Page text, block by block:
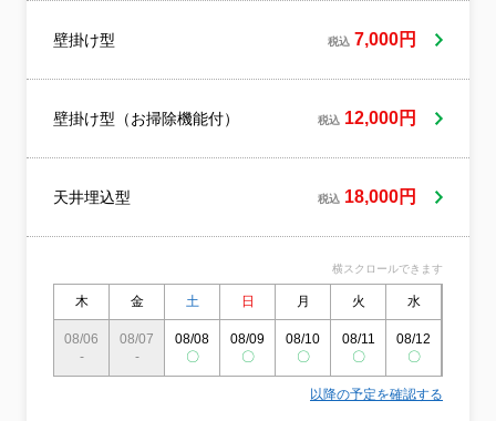
ー、フィルターなどを丁寧に取り外して洗
浄 アルカリ洗浄剤で内部の汚れを浮き上が
常に動くか試運転 エアコン周辺および部品
清算当店では、お客様との対話を何よりも
コツや、ご家庭でできる日常のお手入れ方
す。決して「格安」だけを売りにする店舗
ではございませんが、出会えたご縁への感
謝の気持ちを込め、心から喜んでいただけ
る品質を追求しています。部材の養生から
細部まで精密に仕上げ、確かな満足をお届
スキルに加え、損害保険にも加入している
壁掛け型 税込 7,000円
壁掛け型（お掃除機能付） 税込 12,000円
天井埋込型 税込 18,000円
横スクロールできます
木 金 土 日 月 火 水
08/06
-
08/07
-
08/08
〇
08/09
〇
08/10
〇
08/11
〇
08/12
〇
以降の予定を確認する